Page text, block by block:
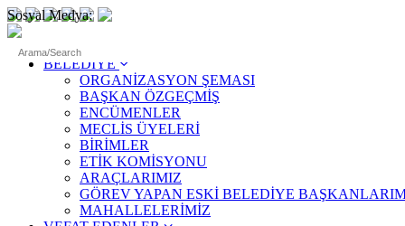
Sosyal Medya:
ANASAYFA
BELEDİYE
ORGANİZASYON ŞEMASI
BAŞKAN ÖZGEÇMİŞ
ENCÜMENLER
MECLİS ÜYELERİ
BİRİMLER
ETİK KOMİSYONU
ARAÇLARIMIZ
GÖREV YAPAN ESKİ BELEDİYE
MAHALLELERİMİZ